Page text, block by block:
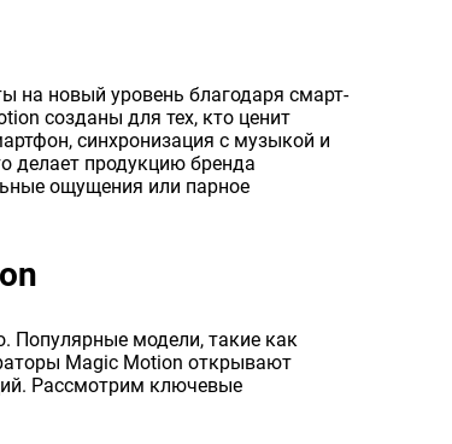
на новый уровень благодаря смарт-
созданы для тех, кто ценит
синхронизация с музыкой и
делает продукцию бренда
ощущения или парное
Популярные модели, такие как
Magic Motion открывают
Рассмотрим ключевые